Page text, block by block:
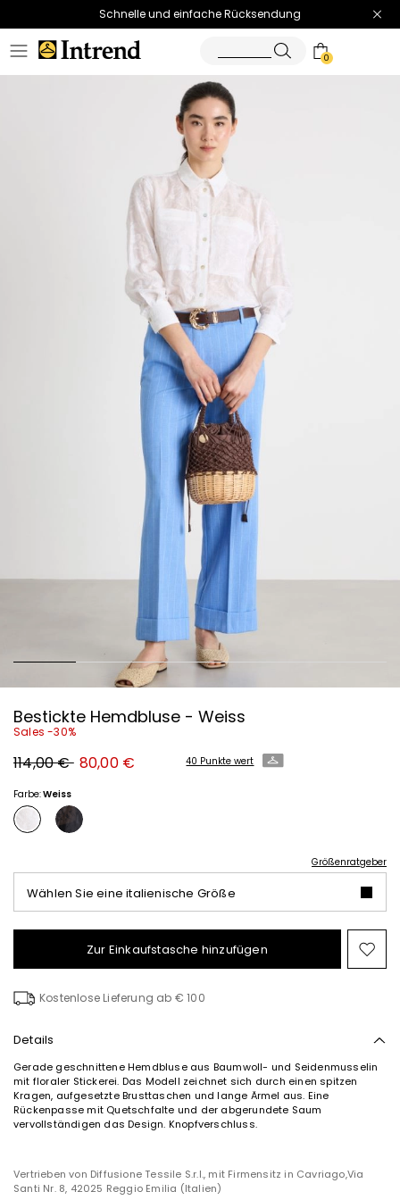
Schnelle und einfache Rücksendung
0
Bestickte Hemdbluse - Weiss
Sales -30%
Ursprünglicher
Preis
€
114,00 € Neuer
Preis
80,00 € 40 Punkte wert
Farbe:Weiss
Größenratgeber
Wählen Sie eine italienische Größe
Zur Einkaufstasche hinzufügen Auf
die
Kostenlose Lieferung ab € 100
Details
Gerade geschnittene Hemdbluse aus Baumwoll- und Seidenmusselin
mit floraler Stickerei. Das Modell zeichnet sich durch einen spitzen
Kragen, aufgesetzte Brusttaschen und lange Ärmel aus. Eine
Rückenpasse mit Quetschfalte und der abgerundete Saum
vervollständigen das Design. Knopfverschluss.
Vertrieben von Diffusione Tessile S.r.l., mit Firmensitz in Cavriago,Via
Santi Nr. 8, 42025 Reggio Emilia (Italien)